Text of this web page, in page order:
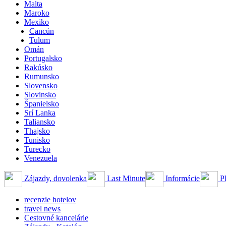
Malta
Maroko
Mexiko
Cancún
Tulum
Omán
Portugalsko
Rakúsko
Rumunsko
Slovensko
Slovinsko
Španielsko
Srí Lanka
Taliansko
Thajsko
Tunisko
Turecko
Venezuela
Zájazdy, dovolenka Last Minute Informácie
recenzie hotelov
travel news
Cestovné kancelárie